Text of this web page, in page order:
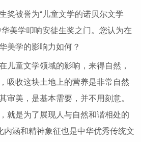
被誉为“儿童文学的诺贝尔文学
美学叩响安徒生奖之门。您认为在
美学的影响力如何？
童文学领域的影响，来得自然，
吸收这块土地上的营养是非常自然
审美，是基本需要，并不用刻意。
就是为了展现人与自然和谐相处的
内涵和精神象征也是中华优秀传统文